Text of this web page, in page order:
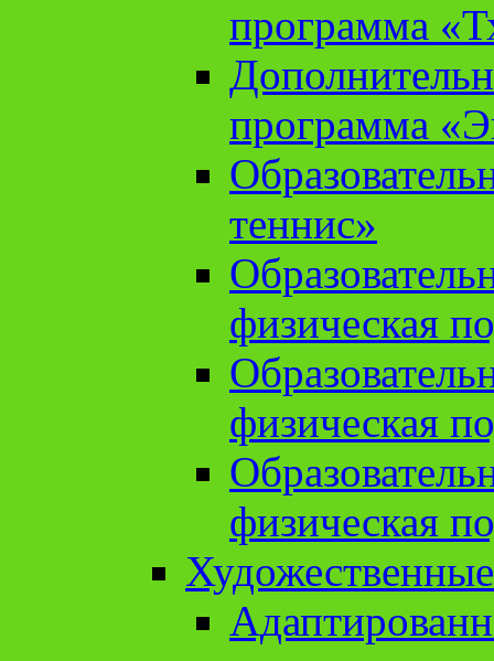
программа
программа
теннис»
физическая
физическая
физическая
Художественные